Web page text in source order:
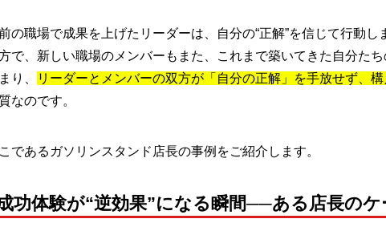
の職場で成果を上げたリーダーは、自分の“正解”を信じて行動し
で、新しい職場のメンバーもまた、これまで築いてきた自分た
り、
リーダーとメンバーの双方が「自分の正解」を手放せず、
なのです。
であるガソリンスタンド店長の事例をご紹介します。
功体験が“逆効果”になる瞬間──ある店長のケ